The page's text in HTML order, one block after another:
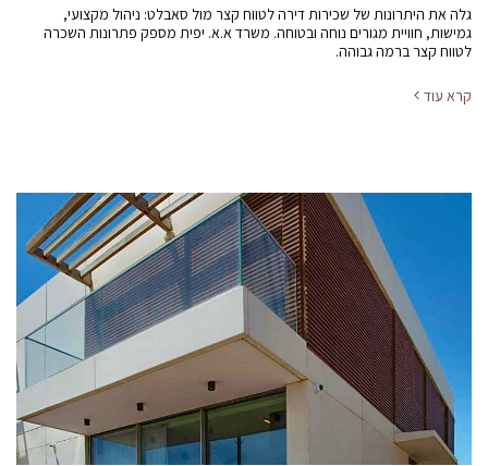
גלה את היתרונות של שכירות דירה לטווח קצר מול סאבלט: ניהול מקצועי,
גמישות, חוויית מגורים נוחה ובטוחה. משרד א.א. יפית מספק פתרונות השכרה
לטווח קצר ברמה גבוהה.
קרא עוד